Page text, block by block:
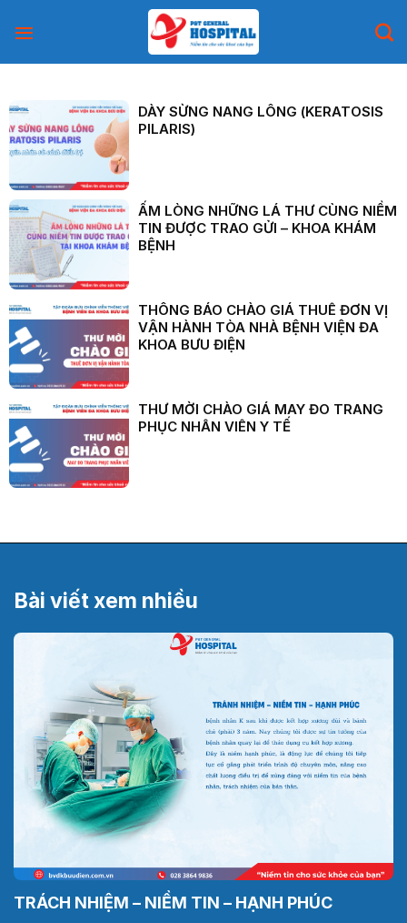
DÀY SỪNG NANG LÔNG (KERATOSIS
PILARIS)
ẤM LÒNG NHỮNG LÁ THƯ CÙNG NIỀM
TIN ĐƯỢC TRAO GỬI – KHOA KHÁM
BỆNH
THÔNG BÁO CHÀO GIÁ THUÊ ĐƠN VỊ
VẬN HÀNH TÒA NHÀ BỆNH VIỆN ĐA
KHOA BƯU ĐIỆN
THƯ MỜI CHÀO GIÁ MAY ĐO TRANG
PHỤC NHÂN VIÊN Y TẾ
Bài viết xem nhiều
TRÁCH NHIỆM – NIỀM TIN – HẠNH PHÚC